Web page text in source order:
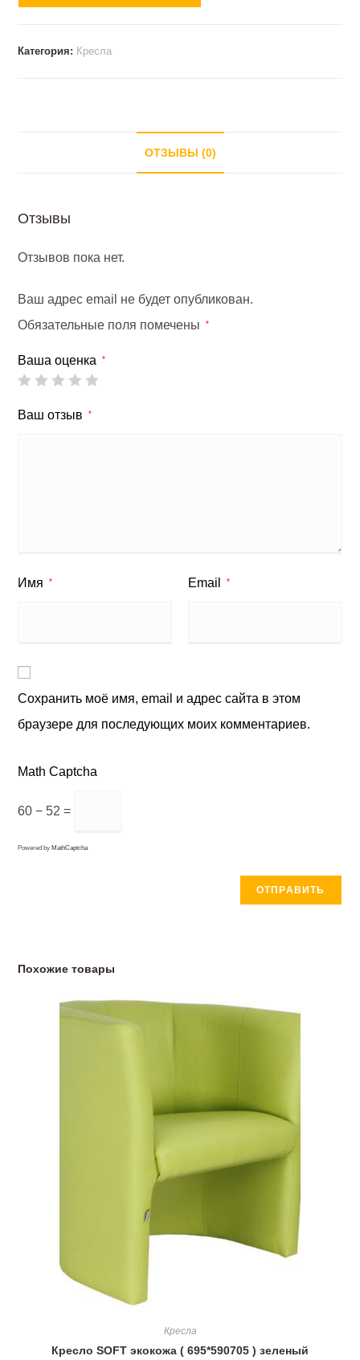
Категория: Кресла
ОТЗЫВЫ (0)
Отзывы
Отзывов пока нет.
Ваш адрес email не будет опубликован.
Обязательные поля помечены
*
Ваша оценка *
Ваш отзыв *
Имя * Email *
Сохранить моё имя, email и адрес сайта в этом
браузере для последующих моих комментариев.
Math Captcha
60 − 52 =
Powered by MathCaptcha
Похожие товары
Кресла
Кресло SOFT экокожа ( 695*590705 ) зеленый